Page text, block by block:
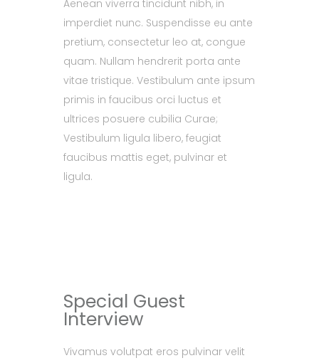
Aenean viverra tincidunt nibh, in
imperdiet nunc. Suspendisse eu ante
pretium, consectetur leo at, congue
quam. Nullam hendrerit porta ante
vitae tristique. Vestibulum ante ipsum
primis in faucibus orci luctus et
ultrices posuere cubilia Curae;
Vestibulum ligula libero, feugiat
faucibus mattis eget, pulvinar et
ligula.
Special Guest
Interview
Vivamus volutpat eros pulvinar velit